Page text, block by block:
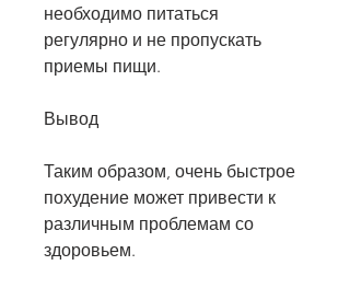
необходимо питаться
регулярно и не пропускать
приемы пищи.
Вывод
Таким образом, очень быстрое
похудение может привести к
различным проблемам со
здоровьем.